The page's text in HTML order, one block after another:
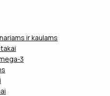
ir kaulams
3